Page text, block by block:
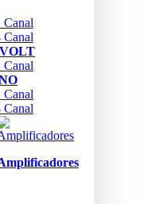
Canal
Canal
Canal
Canal
Canal